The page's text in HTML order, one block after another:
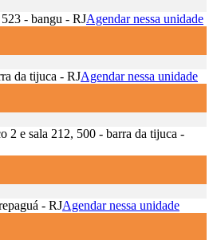
- bangu - RJAgendar nessa unidade
da tijuca - RJAgendar nessa unidade
2 e sala 212, 500 - barra da tijuca -
- RJAgendar nessa unidade